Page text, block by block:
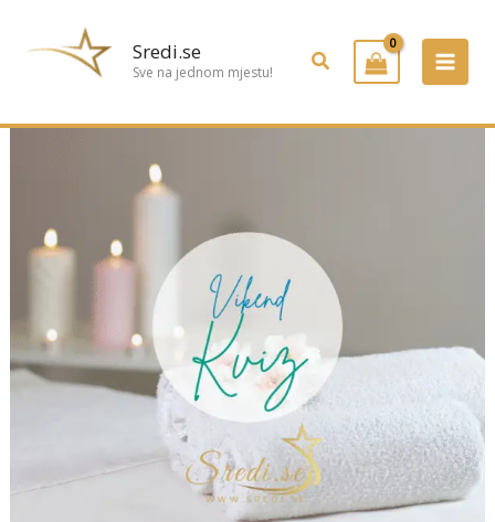
Sredi.se
Sve na jednom mjestu! Pretraživanje
masaži?